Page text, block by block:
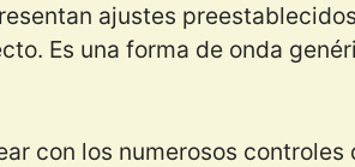
ajustes
Es una forma de onda
con los numerosos controles